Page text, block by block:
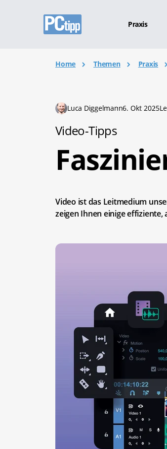
Praxis
Home Themen Praxis
Luca Diggelmann6. Okt 2025
Video-Tipps
Video ist das Leitmedium
zeigen Ihnen einige